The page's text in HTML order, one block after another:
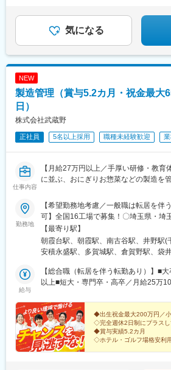
世良田駅、谷塚駅、越谷レイクタウン
新所沢駅、流山駅、東浦和駅、杉戸高
代田駅、成田空港駅(鉄道)、市役所前
小川町駅(東京都)、是政駅、古淵駅、矢
八王子駅、片倉駅、川崎大師駅、立場
駅、御殿場駅、ジヤトコ前駅、城ケ崎
町駅、静岡駅、岳南原田駅、遠州病院
駅、諏訪町駅、二川駅、東田駅、北岡
駅(愛知県)、竹村駅、桜井駅(愛知県)、
杉山駅、東岡崎駅、富士松駅、木曽川
駅、蟹江駅、永和駅、春田駅、上社駅
駅、荒子駅、ささしまライブ駅、八草
前駅、関駅(岐阜県)、穂積駅、岐南駅
井田川駅、五十鈴ケ丘駅、斎宮駅、高
駅、高井田駅(地下鉄)、光明池駅、今
持寺駅、富田駅(大阪府)、寝屋川市駅、
駅、鴨島駅、阿波半田駅、勝瑞駅、阿
県)、鬼無駅、円座駅、綾川駅、造田駅
寺駅(香川県)、八十場駅、伊予三芳駅、
気になる
NEW
製造管理（賞与5.2カ月・祝金最大
日）
株式会社武蔵野
正社員 5名以上採用 職種未経験歓迎
仕事内容
【月給27万円以上／手厚い研修・教育
に並ぶ、おにぎりお惣菜などの製造を
勤務地
【希望勤務地考慮／一般職は転居を伴
可】全国16工場で募集！〇埼玉県・埼
工場：朝霞市膝折町・埼玉麺工場：川
工場：八千代市上高野〇神奈川県・横
奈川工場：厚木市酒井〇福島県・福島
群馬フローズンファクトリー：太田市
場：袋井市久能〇大阪府・大阪工場：
市東灘区〇福岡県・福岡工場：糟屋郡
州市八幡西区〇沖縄県・沖縄工場：浦
★受動喫煙対策あり
【最寄り駅】
朝霞台駅、朝霞駅、南古谷駅、井野駅(
安積永盛駅、多賀城駅、倉賀野駅、袋
高井田中央駅
給与
【総合職（転居を伴う転勤あり）】■
以上■短大・専門卒・高卒／月給25万
卒・高卒／月給21万5200円以上※年齢
上優遇します。※総合職の場合は、転居
がございます。◎別途、賞与年2回と各
支給）を支給！【試用期間中】■大卒以
短大・専門卒・高卒／月給21万5200円
◆出生祝金最大200万円／
◇完全週休2日制にプラス
◆賞与実績5.2カ月
◇ホテル・ゴルフ場格安利